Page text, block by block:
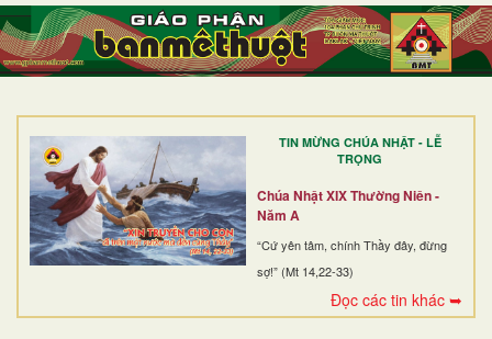
TIN MỪNG CHÚA NHẬT - LỄ
TRỌNG
Chúa Nhật XIX Thường Niên -
Năm A
“Cứ yên tâm, chính Thầy đây, đừng
sợ!” (Mt 14,22-33)
Đọc các tin khác ➥
TRANG NHẤT
GIỚI THIỆU
DÒNG TU
BAN MỤC VỤ
ĐOÀN THỂ CG
ĐIỂM HÀNH HƯƠNG